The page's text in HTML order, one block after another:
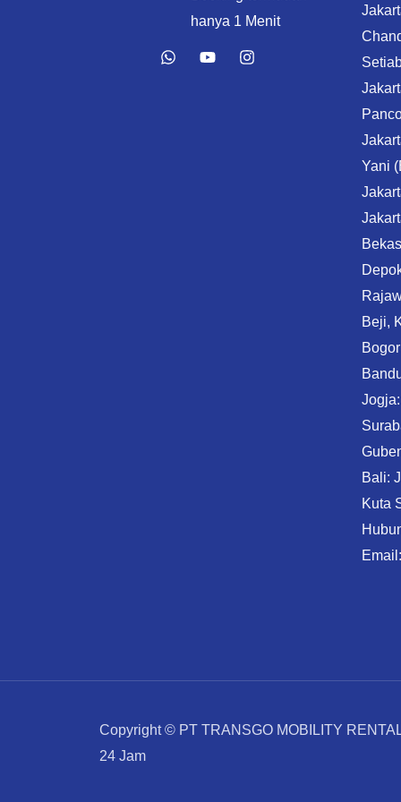
hanya 1 Menit
Yani
Beji,
Bali:
Kuta
Copyright © PT TRANSGO MOBILITY
24 Jam